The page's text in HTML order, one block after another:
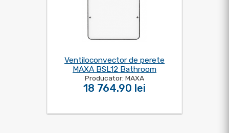
Ventiloconvector de perete
MAXA BSL12 Bathroom
Producator: MAXA
18 764.90 lei